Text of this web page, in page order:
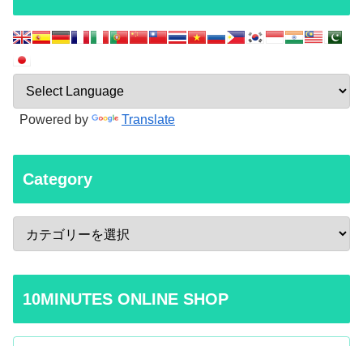
Powered by Translate
Category
10MINUTES ONLINE SHOP